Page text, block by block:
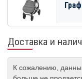
Доставка и
К сожалению,